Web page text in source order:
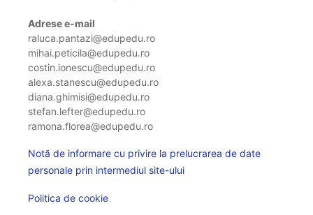
Adrese e-mail
raluca.pantazi@edupedu.ro
mihai.peticila@edupedu.ro
costin.ionescu@edupedu.ro
alexa.stanescu@edupedu.ro
diana.ghimisi@edupedu.ro
stefan.lefter@edupedu.ro
ramona.florea@edupedu.ro
Notă de informare cu privire la prelucrarea de date
personale prin intermediul site-ului
Politica de cookie